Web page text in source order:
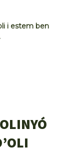
i estem ben